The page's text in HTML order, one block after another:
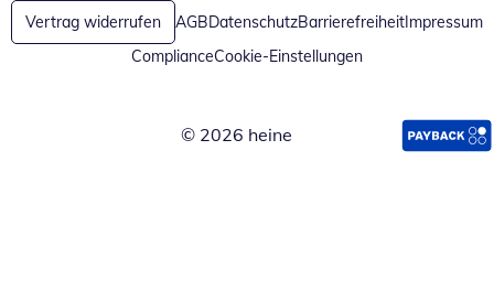
Vertrag widerrufen AGBDatenschutzBarrierefreiheitImpressum
ComplianceCookie-Einstellungen
© 2026 heine